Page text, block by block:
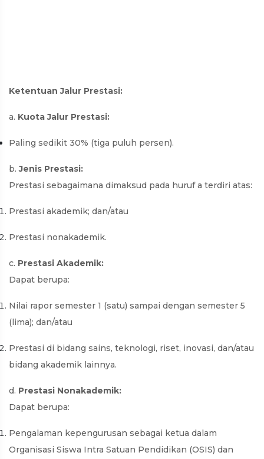
Ketentuan Jalur Prestasi:
a. Kuota Jalur Prestasi:
Paling sedikit 30% (tiga puluh persen).
b.Jenis Prestasi:
Prestasi sebagaimana dimaksud pada huruf a terdiri atas:
Prestasi akademik; dan/atau
Prestasi nonakademik.
c. Prestasi Akademik:
Dapat berupa:
Nilai rapor semester 1 (satu) sampai dengan semester 5
(lima); dan/atau
Prestasi di bidang sains, teknologi, riset, inovasi, dan/atau
bidang akademik lainnya.
d. Prestasi Nonakademik:
Dapat berupa:
Pengalaman kepengurusan sebagai ketua dalam
Organisasi Siswa Intra Satuan Pendidikan (OSIS) dan